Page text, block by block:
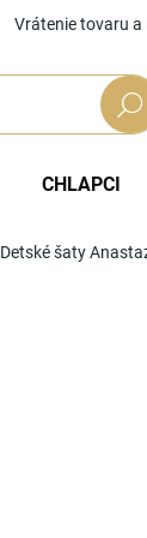
Vrátenie tovaru a
CHLAPCI
Detské šaty